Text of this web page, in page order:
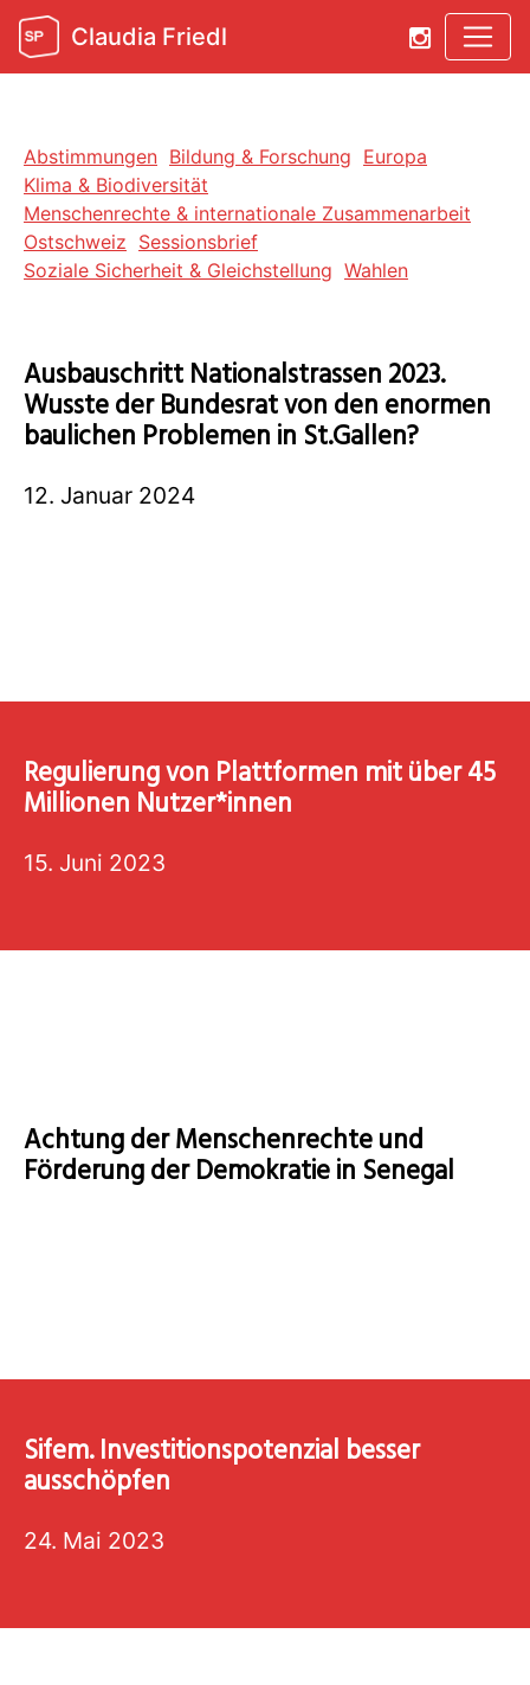
Claudia Friedl
Abstimmungen Bildung & Forschung Europa
Klima & Biodiversität
Menschenrechte & internationale Zusammenarbeit
Ostschweiz Sessionsbrief
Soziale Sicherheit & Gleichstellung Wahlen
Ausbauschritt Nationalstrassen 2023.
Wusste der Bundesrat von den enormen
baulichen Problemen in St.Gallen?
12. Januar 2024
Regulierung von Plattformen mit über 45
Millionen Nutzer*innen
15. Juni 2023
Achtung der Menschenrechte und
Förderung der Demokratie in Senegal
Sifem. Investitionspotenzial besser
ausschöpfen
24. Mai 2023